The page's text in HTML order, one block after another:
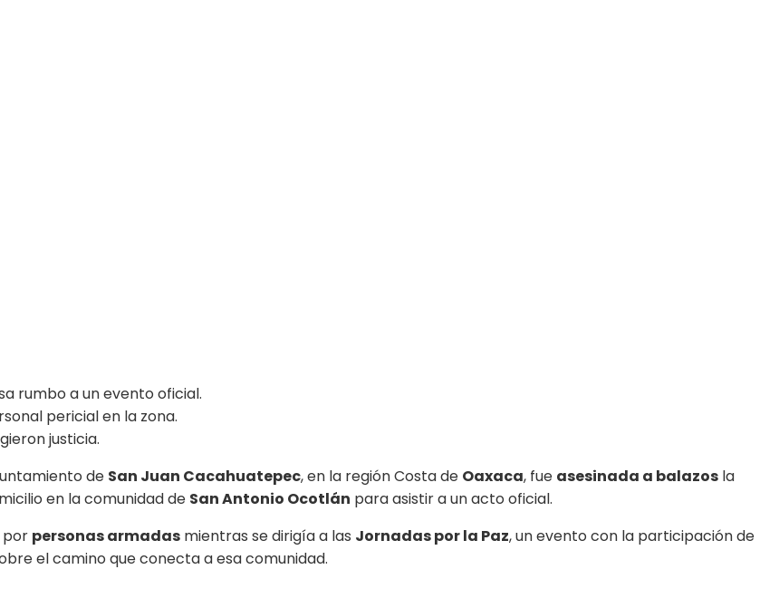
rumbo a un evento oficial.
pericial en la zona.
justicia.
de San Juan Cacahuatepec, en la región Costa de Oaxaca, fue asesinada a balazos la
en la comunidad de San Antonio Ocotlán para asistir a un acto oficial.
por personas armadas mientras se dirigía a las Jornadas por la Paz, un evento con la participación de
el camino que conecta a esa comunidad.